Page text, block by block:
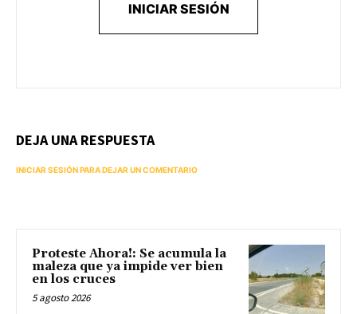
INICIAR SESIÓN
DEJA UNA RESPUESTA
INICIAR SESIÓN PARA DEJAR UN COMENTARIO
Proteste Ahora!: Se acumula la
maleza que ya impide ver bien
en los cruces
5 agosto 2026